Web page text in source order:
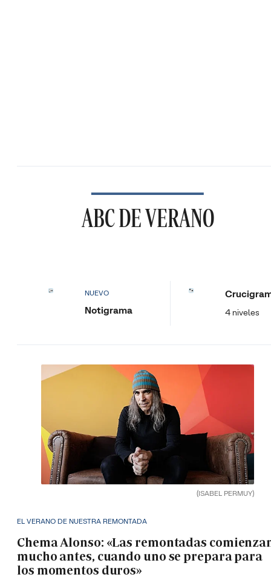
ABC DE VERANO
NUEVO
Notigrama 4 niveles
(ISABEL PERMUY)
EL VERANO DE NUESTRA REMONTADA
Chema Alonso: «Las remontadas
mucho antes, cuando uno se prepara para
los momentos duros»